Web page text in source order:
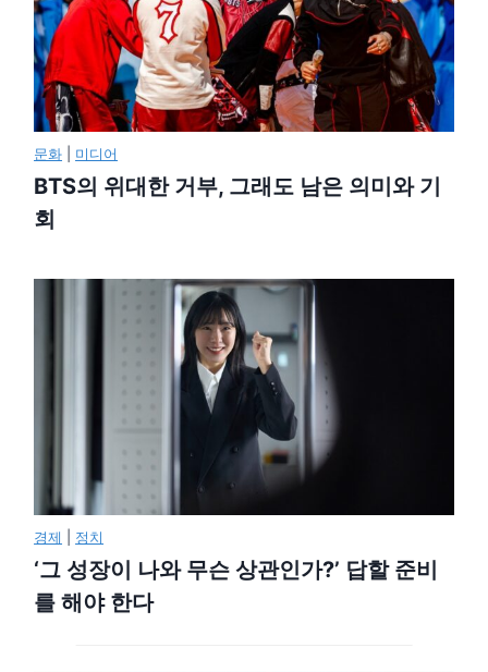
문화 미디어
BTS의 위대한 거부, 그래도 남은 의미와 기
회
경제 정치
‘그 성장이 나와 무슨 상관인가?’ 답할 준비
를 해야 한다